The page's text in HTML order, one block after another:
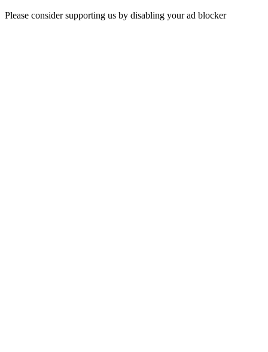
Please consider supporting us by disabling your ad blocker